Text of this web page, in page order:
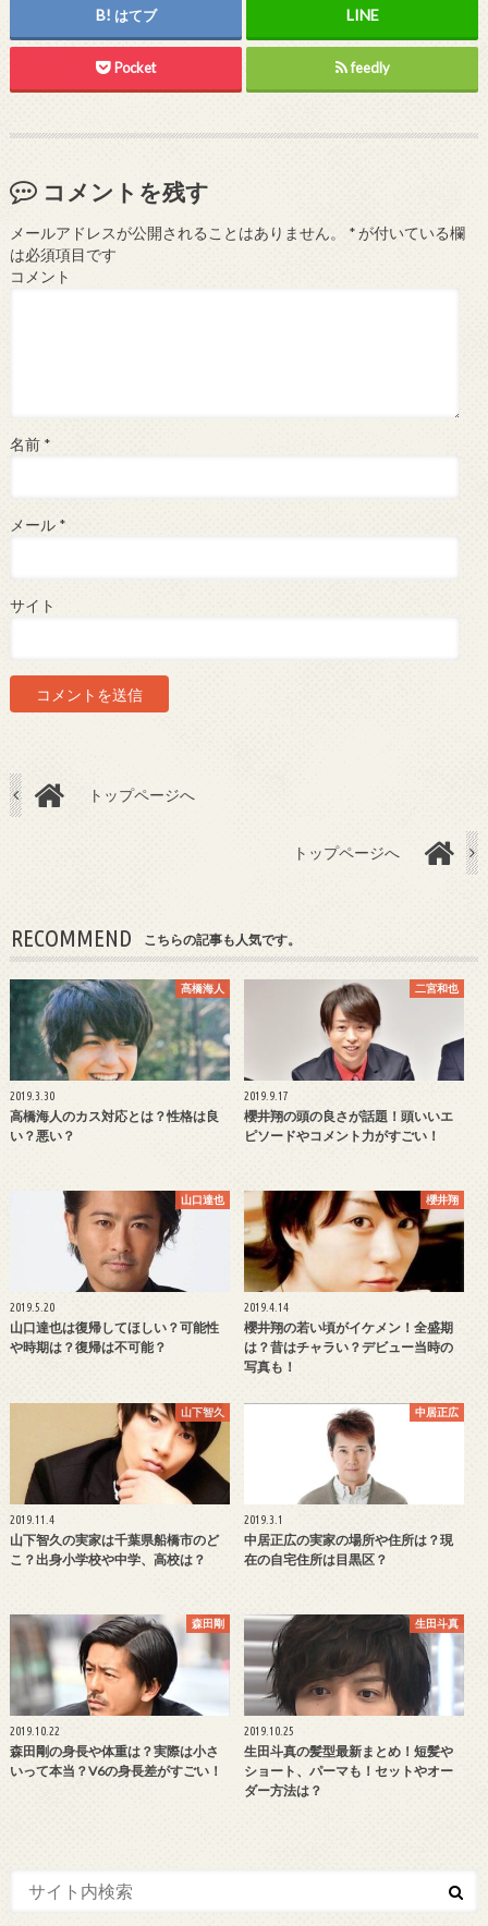
はてブ
Pocket feedly
コメントを残す
メールアドレスが公開されることはありません。 *が付いている欄
は必須項目です
コメント
名前 *
メール *
サイト
トップページへ
トップページへ
RECOMMEND こちらの記事も人気です。
髙橋海人
2019.3.30
高橋海人のカス対応とは？性格は良
い？悪い？
二宮和也
2019.9.17
櫻井翔の頭の良さが話題！頭いいエ
ピソードやコメント力がすごい！
山口達也
2019.5.20
山口達也は復帰してほしい？可能性
や時期は？復帰は不可能？
櫻井翔
2019.4.14
櫻井翔の若い頃がイケメン！全盛期
は？昔はチャラい？デビュー当時の
写真も！
山下智久
2019.11.4
山下智久の実家は千葉県船橋市のど
こ？出身小学校や中学、高校は？
中居正広
2019.3.1
中居正広の実家の場所や住所は？現
在の自宅住所は目黒区？
森田剛
2019.10.22
森田剛の身長や体重は？実際は小さ
いって本当？V6の身長差がすごい！
生田斗真
2019.10.25
生田斗真の髪型最新まとめ！短髪や
ショート、パーマも！セットやオー
ダー方法は？